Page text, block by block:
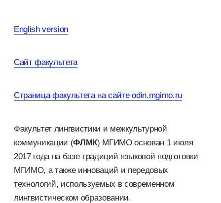
English version
Сайт факультета
Страница факультета на сайте odin.mgimo.ru
Факультет лингвистики и межкультурной
коммуникации (ФЛМК) МГИМО основан 1 июля
2017 года на базе традиций языковой подготовки
МГИМО, а также инноваций и передовых
технологий, используемых в современном
лингвистическом образовании.